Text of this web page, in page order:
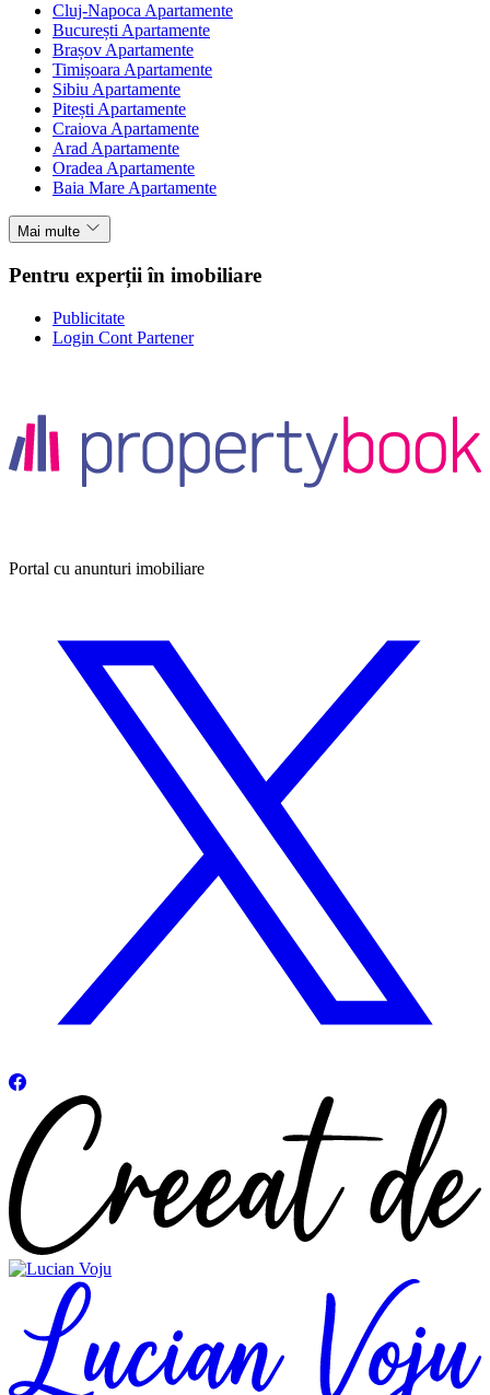
Cluj-Napoca Apartamente
București Apartamente
Brașov Apartamente
Timișoara Apartamente
Sibiu Apartamente
Pitești Apartamente
Craiova Apartamente
Arad Apartamente
Oradea Apartamente
Baia Mare Apartamente
Mai multe
Pentru experții în imobiliare
Publicitate
Login Cont Partener
Portal cu anunturi imobiliare